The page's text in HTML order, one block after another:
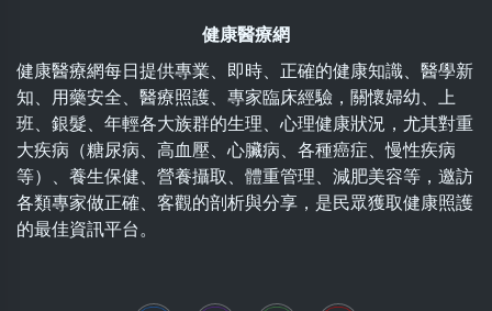
健康醫療網
健康醫療網每日提供專業、即時、正確的健康知識、醫學新
知、用藥安全、醫療照護、專家臨床經驗，關懷婦幼、上
班、銀髮、年輕各大族群的生理、心理健康狀況，尤其對重
大疾病（糖尿病、高血壓、心臟病、各種癌症、慢性疾病
等）、養生保健、營養攝取、體重管理、減肥美容等，邀訪
各類專家做正確、客觀的剖析與分享，是民眾獲取健康照護
的最佳資訊平台。